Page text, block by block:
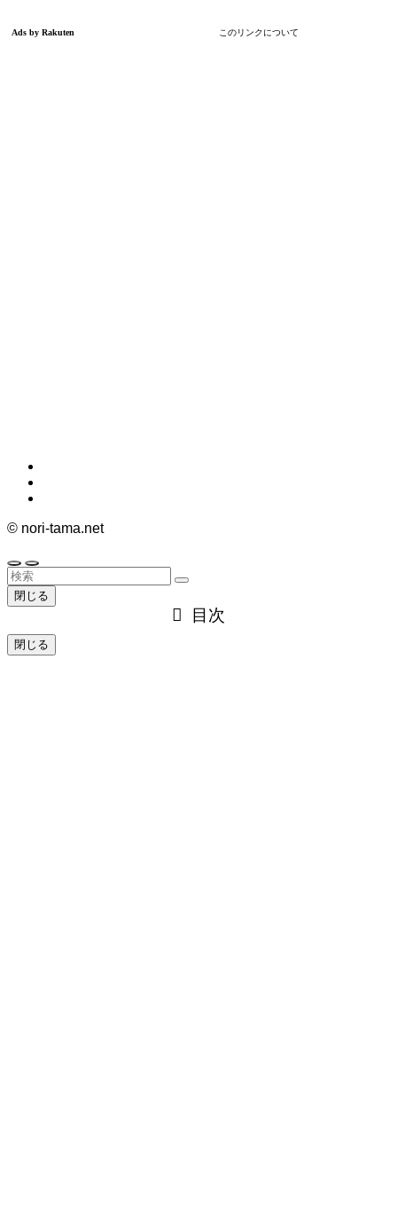
© nori-tama.net
閉じる
目次
閉じる